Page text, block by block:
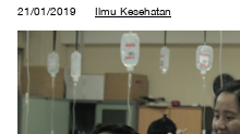
21/01/2019 Ilmu Kesehatan